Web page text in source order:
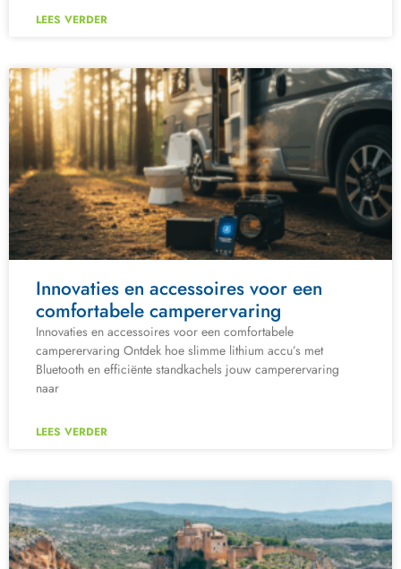
LEES VERDER
Innovaties en accessoires voor een
comfortabele camperervaring
Innovaties en accessoires voor een comfortabele
camperervaring Ontdek hoe slimme lithium accu’s met
Bluetooth en efficiënte standkachels jouw camperervaring
naar
LEES VERDER